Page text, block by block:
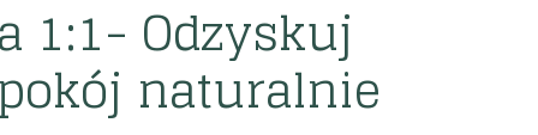
1:1- Odzyskuj
naturalnie